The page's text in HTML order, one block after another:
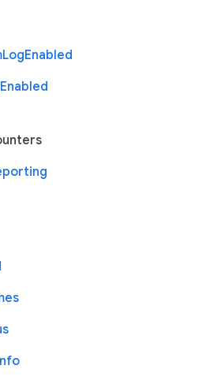
LogEnabled
Enabled